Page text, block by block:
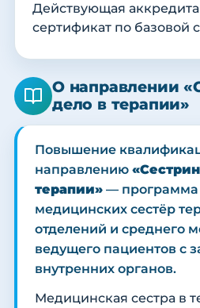
Действующая
сертификат по базовой
О направлении
дело в терапии»
Повышение
направлению
терапии» — программа
медицинских сестёр
отделений и среднего
ведущего пациентов с
внутренних органов.
Медицинская сестра в